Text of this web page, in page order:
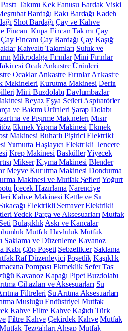
Pasta Takımı Kek Fanusu Bardak Viski
Bardağı Rakı Bardağı Kadeh
Shot Bardağı Çay ve Kahve
Fincanı Kupa Fincan Takımı Çay
Çay Fincanı Çay Bardağı Çay Kaşığı
Kahvaltı Takımları Suluk ve
Mikrodalga Fırınlar Mini Fırınlar
Ocak Ankastre Ürünleri
Ocaklar Ankastre Fırınlar Ankastre
Makineleri Kurutma Makinesi Derin
Mini Buzdolabı Davlumbazlar
Beyaz Eşya Setleri Aspiratörler
ve Bakım Ürünleri Şarap Dolabı
ve Pişirme Makineleri Mısır
Ekmek Yapma Makinesi Ekmek
Makinesi Buharlı Pişirici Elektrikli
Yumurta Haşlayıcı Elektrikli Tencere
Krep Makinesi BasküllerYiyecek
Mikser Kıyma Makinesi Blender
Meyve Kurutma Makinesi Dondurma
Makinesi ve Mutfak Şefleri Yoğurt
İçecek Hazırlama Narenciye
Kahve Makinesi Kettle ve Su
Elektrikli Semaver Elektrikli
Yedek Parça ve Aksesuarları Mutfak
Bulaşıklık Askı ve Kancalar
Mutfak Havluluk Mutfak
Saklama ve Düzenleme Kavanoz
Kabı Çöp Poşeti Sebzelikler Saklama
Raf Düzenleyici Poşetlik Kaşıklık
Pompası Ekmeklik Sefer Tası
Kavanoz Kapağı Pipet Buzdolabı
Cihazları ve Aksesuarları Su
Filtreleri Su Arıtma Aksesuarları
Musluğu Endüstriyel Mutfak
Kahve Filtre Kahve Kağıdı Türk
Filtre Kahve Çekirdek Kahve Mutfak
Tezgahları Ahşap Mutfak